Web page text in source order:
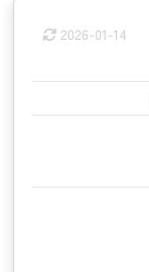
2026-01-14